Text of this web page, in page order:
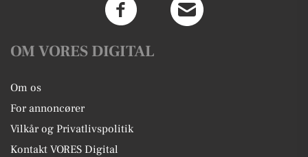
OM VORES DIGITAL
Om os
For annoncører
Vilkår og Privatlivspolitik
Kontakt VORES Digital